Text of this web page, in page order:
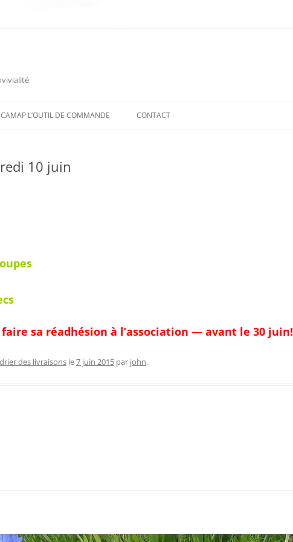
CAMAP L’OUTIL DE COMMANDE CONTACT
10 juin
faire sa réadhésion à l’association — avant le 30 juin!
des livraisons le7 juin 2015 par john.